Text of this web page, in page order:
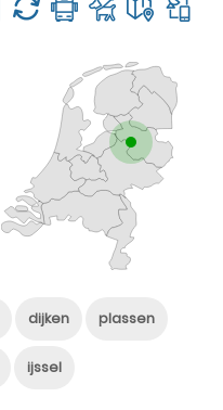
dijken plassen
ijssel